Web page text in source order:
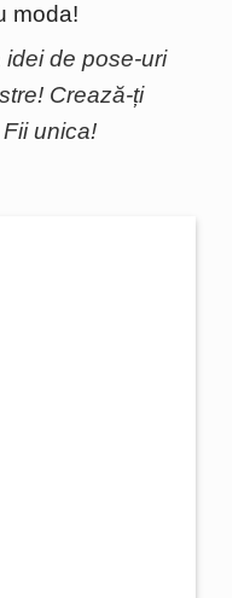
moda!
de pose-uri
Crează-ți
unica!